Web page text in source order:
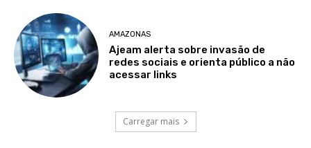
AMAZONAS
Ajeam alerta sobre invasão de
redes sociais e orienta público a não
acessar links
Carregar mais